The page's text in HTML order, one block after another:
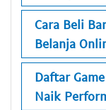
Cara Beli
Belanja
Daftar
Naik